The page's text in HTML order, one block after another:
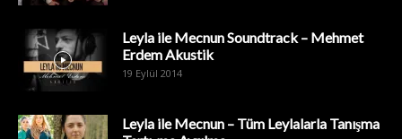
Leyla ile Mecnun Soundtrack – Mehmet
Erdem Akustik
19 Eylül 2014
Leyla ile Mecnun – Tüm Leylalarla Tanışma